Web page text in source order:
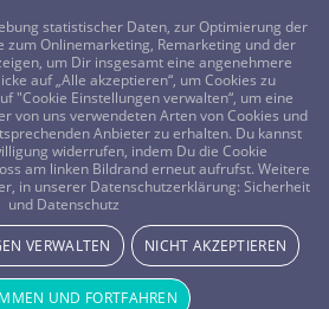
ANRUFEN: 0800-8478266
des Jainismus
statistischer Daten, zur Optimierung der
zum Onlinemarketing, Remarketing und der
um Dir insgesamt eine angenehmere
auf „Alle akzeptieren“, um Cookies zu
"Cookie Einstellungen verwalten“, um eine
von uns verwendeten Arten von Cookies und
Anbieter zu erhalten. Du kannst
widerrufen, indem Du die Cookie
am linken Bildrand erneut aufrufst. Weitere
in unserer Datenschutzerklärung: Sicherheit
und Datenschutz
VERWALTEN NICHT AKZEPTIEREN
UND FORTFAHREN